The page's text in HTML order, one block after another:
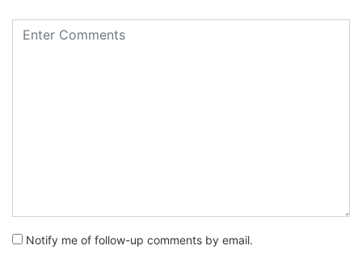
Notify me of follow-up comments by email.